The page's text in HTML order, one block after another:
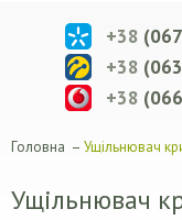
+38
+38
+38
Головна – Ущільнювач
Ущільнювач